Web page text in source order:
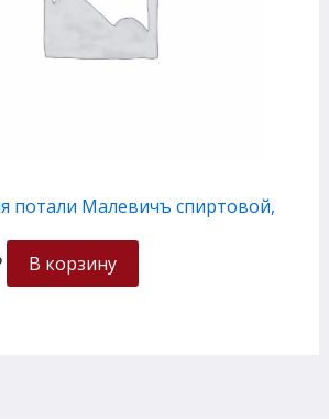
потали Малевичъ спиртовой,
В корзину